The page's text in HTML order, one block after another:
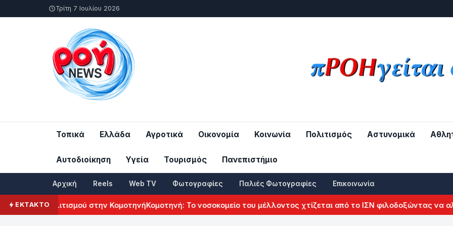
Τρίτη 7 Ιουλίου 2026
Τοπικά Ελλάδα Αγροτικά Οικονομία Κοινωνία Πολιτισμός Αστυνομικά
Αυτοδιοίκηση Υγεία Τουρισμός Πανεπιστήμιο
Αρχική Reels Web TV Φωτογραφίες Παλιές Φωτογραφίες Επικοινωνία
ΕΚΤΑΚΤΟ
Πολιτισμού στην ΚομοτηνήΚομοτηνή: Το νοσοκομείο του μέλλοντος χτίζεται από το ΙΣΝ φιλοδοξώντας να